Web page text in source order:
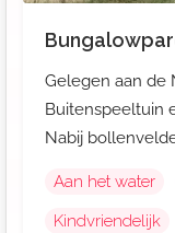
Gelegen aan de
Buitenspeeltuin
Nabij
Aan het water
Kindvriendelijk